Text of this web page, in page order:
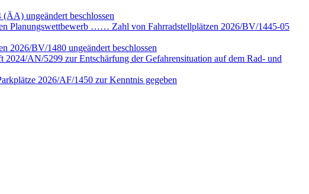
ungeändert beschlossen
Planungswettbewerb …… Zahl von Fahrradstellplätzen 2026/BV/1445-05
2026/BV/1480 ungeändert beschlossen
AN/5299 zur Entschärfung der Gefahrensituation auf dem Rad- und
2026/AF/1450 zur Kenntnis gegeben